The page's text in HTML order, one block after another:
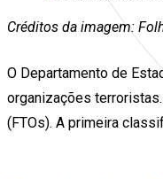
Créditos da imagem:
O Departamento de
organizações
(FTOs). A primeira